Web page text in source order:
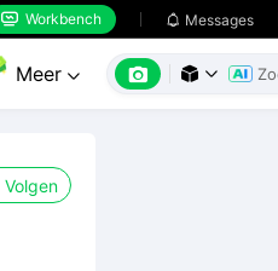
 Workbench  Messages
Meer    
Volgen